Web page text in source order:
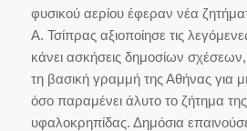
φυσικού αερίου έφεραν νέα
Α. Τσίπρας αξιοποίησε τις
κάνει ασκήσεις δημοσίων
τη βασική γραμμή της Αθήνας για
όσο παραμένει άλυτο το ζήτημα
υφαλοκρηπίδας. Δημόσια